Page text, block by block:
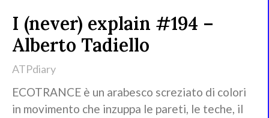
I (never) explain #194 –
Alberto Tadiello
ATPdiary
ECOTRANCE è un arabesco screziato di colori
in movimento che inzuppa le pareti, le teche, il